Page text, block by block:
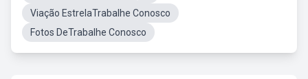
Viação EstrelaTrabalhe Conosco
Fotos DeTrabalhe Conosco